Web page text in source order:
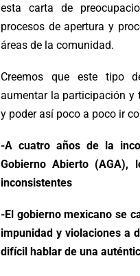
esta carta de
procesos de apertura y
áreas de la comunidad.
Creemos que este tipo
aumentar la participación y
y poder así poco a poco ir
-A cuatro años de la
Gobierno Abierto
inconsistentes
-El gobierno mexicano se
impunidad y violaciones a
difícil hablar de una